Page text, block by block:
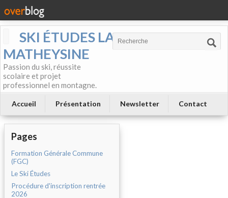
SKI ÉTUDES LA
MATHEYSINE
Passion du ski, réussite
scolaire et projet
professionnel en montagne.
Accueil Présentation Newsletter Contact
Pages
Formation Générale Commune
(FGC)
Le Ski Études
Procédure d'inscription rentrée
2026